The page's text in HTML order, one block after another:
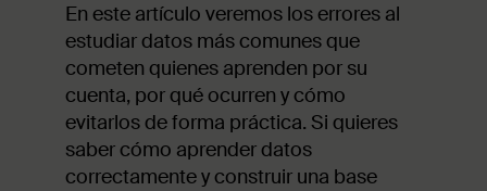
En este artículo veremos los errores al
estudiar datos más comunes que
cometen quienes aprenden por su
cuenta, por qué ocurren y cómo
evitarlos de forma práctica. Si quieres
saber cómo aprender datos
correctamente y construir una base